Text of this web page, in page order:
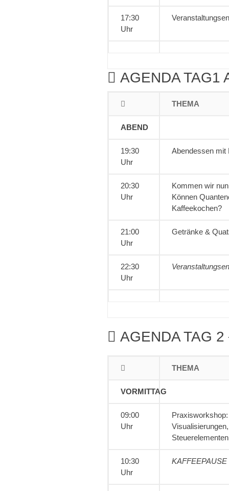
17:30
Uhr
AGENDA TAG1
THEMA
ABEND
19:30
Uhr
Abendessen mit
20:30
Uhr
Kommen wir
Können
Kaffeekochen?
21:00
Uhr
Getränke &
22:30
Uhr
AGENDA TAG
THEMA
VORMITTAG
09:00
Uhr
10:30
Uhr
KAFFEEPAUSE